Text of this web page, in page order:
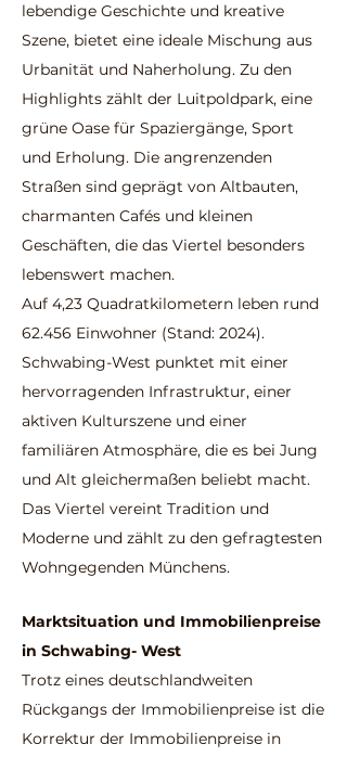
lebendige Geschichte und kreative
Szene, bietet eine ideale Mischung aus
Urbanität und Naherholung. Zu den
Highlights zählt der Luitpoldpark, eine
grüne Oase für Spaziergänge, Sport
und Erholung. Die angrenzenden
Straßen sind geprägt von Altbauten,
charmanten Cafés und kleinen
Geschäften, die das Viertel besonders
lebenswert machen.
Auf 4,23 Quadratkilometern leben rund
62.456 Einwohner (Stand: 2024).
Schwabing-West punktet mit einer
hervorragenden Infrastruktur, einer
aktiven Kulturszene und einer
familiären Atmosphäre, die es bei Jung
und Alt gleichermaßen beliebt macht.
Das Viertel vereint Tradition und
Moderne und zählt zu den gefragtesten
Wohngegenden Münchens.
Marktsituation und Immobilienpreise
in Schwabing- West
Trotz eines deutschlandweiten
Rückgangs der Immobilienpreise ist die
Korrektur der Immobilienpreise in